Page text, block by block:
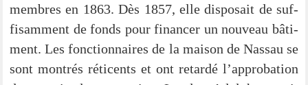
mem­bres en 1863. Dès 1857, elle dis­po­sait de suf­
fi­sam­ment de fonds pour finan­cer un nou­veau bâti­
ment. Les fon­c­tion­n­aires de la mai­son de Nas­sau se
sont mon­trés réti­cents et ont retar­dé l’approbation